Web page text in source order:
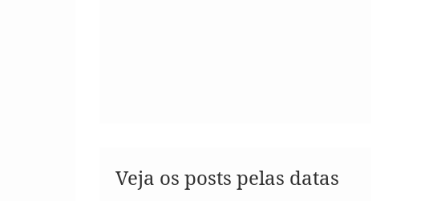
Veja os posts pelas datas